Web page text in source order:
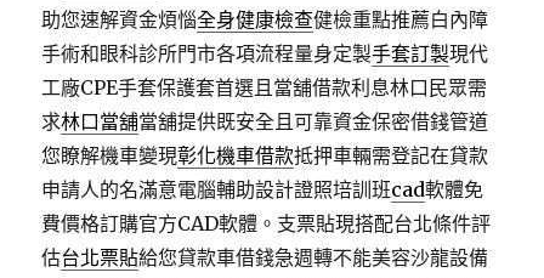
助您速解資金煩惱全身健康檢查健檢重點推薦白內障
手術和眼科診所門市各項流程量身定製手套訂製現代
工廠CPE手套保護套首選且當舖借款利息林口民眾需
求林口當舖當舖提供既安全且可靠資金保密借錢管道
您瞭解機車變現彰化機車借款抵押車輛需登記在貸款
申請人的名滿意電腦輔助設計證照培訓班cad軟體免
費價格訂購官方CAD軟體。支票貼現搭配台北條件評
估台北票貼給您貸款車借錢急週轉不能美容沙龍設備